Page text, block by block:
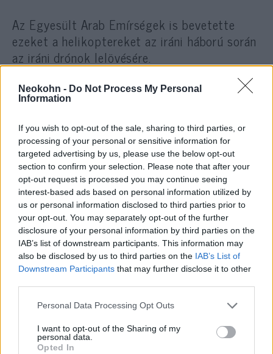
Neokohn - Do Not Process My Personal
Information
If you wish to opt-out of the sale, sharing to third parties, or
processing of your personal or sensitive information for
targeted advertising by us, please use the below opt-out
section to confirm your selection. Please note that after your
opt-out request is processed you may continue seeing
interest-based ads based on personal information utilized by
us or personal information disclosed to third parties prior to
your opt-out. You may separately opt-out of the further
disclosure of your personal information by third parties on the
IAB’s list of downstream participants. This information may
also be disclosed by us to third parties on the IAB’s List of
Downstream Participants that may further disclose it to other
Please note that this website/app uses one or more Google
not limited to your visit or usage behaviour. You may click to
grant or deny consent to Google and its third-party tags to
Personal Data Processing Opt Outs
I want to opt-out of the Sharing of my
personal data.
Opted In
Az Egyesült Arab Emírségek is bevetette
ezeket a helikoptereket az iráni háború során
az iráni drónok lelövésére.
A CENTCOM vasárnap bejelentette, hogy a
Hormuzi-szorosban fenyegették a nemzetközi
tengeri forgalmat, és hozzátette, hogy az
amerikai hadsereg továbbra is „készenlétben
áll, és készen áll az iráni agresszió elleni
védekezés folytatására”.
Hadrendbe áll az Aranysas –
bemutatták Izrael új harci
helikopterét
Trump: Irán haderejének annyi
Donald Trump szombaton az NBC-nek úgy